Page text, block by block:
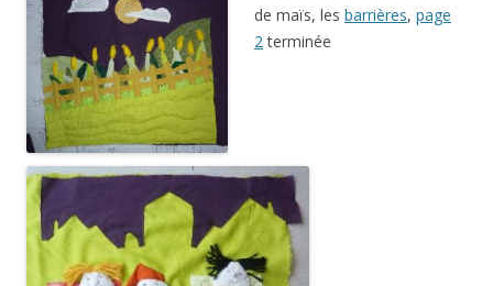
de maïs, les barrières, page
2 terminée